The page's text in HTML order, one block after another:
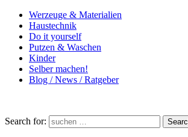
Werzeuge & Materialien
Haustechnik
Do it yourself
Putzen & Waschen
Kinder
Selber machen!
Blog / News / Ratgeber
Search for: